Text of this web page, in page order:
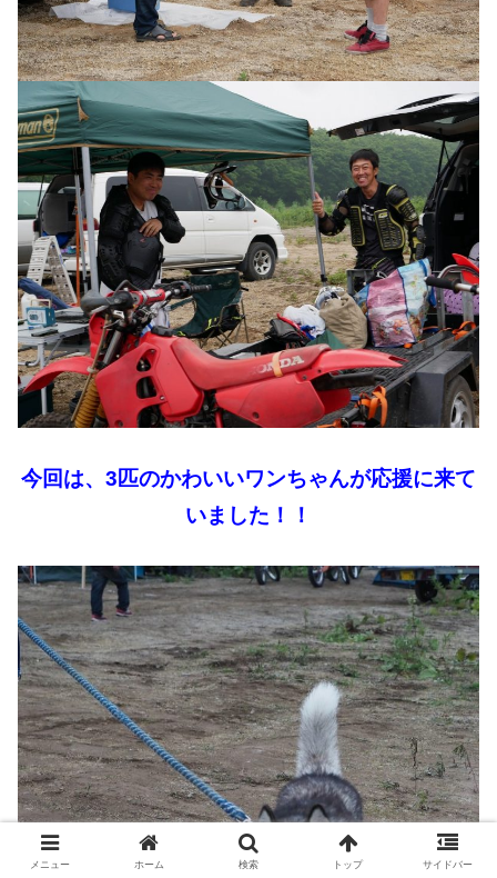
今回は、3匹のかわいいワンちゃんが応援に来て
いました！！
メニュー ホーム 検索 トップ サイドバー